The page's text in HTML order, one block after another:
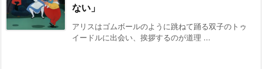
ない」
アリスはゴムボールのように跳ねて踊る双子のトゥ
イードルに出会い、挨拶するのが道理 ...